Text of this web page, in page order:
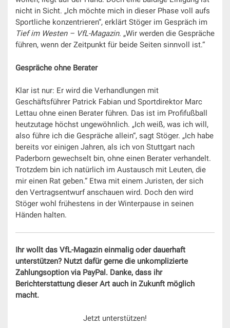
nicht in Sicht. „Ich möchte mich in dieser Phase voll aufs
Sportliche konzentrieren“, erklärt Stöger im Gespräch im
Tief im Westen – VfL-Magazin. „Wir werden die Gespräche
führen, wenn der Zeitpunkt für beide Seiten sinnvoll ist.“
Gespräche ohne Berater
Klar ist nur: Er wird die Verhandlungen mit
Geschäftsführer Patrick Fabian und Sportdirektor Marc
Lettau ohne einen Berater führen. Das ist im Profifußball
heutzutage höchst ungewöhnlich. „Ich weiß, was ich will,
also führe ich die Gespräche allein“, sagt Stöger. „Ich habe
bereits vor einigen Jahren, als ich von Stuttgart nach
Paderborn gewechselt bin, ohne einen Berater verhandelt.
Trotzdem bin ich natürlich im Austausch mit Leuten, die
mir einen Rat geben.“ Etwa mit einem Juristen, der sich
den Vertragsentwurf anschauen wird. Doch den wird
Stöger wohl frühestens in der Winterpause in seinen
Händen halten.
Ihr wollt das VfL-Magazin einmalig oder dauerhaft
unterstützen? Nutzt dafür gerne die unkomplizierte
Zahlungsoption via PayPal. Danke, dass ihr
Berichterstattung dieser Art auch in Zukunft möglich
macht.
Jetzt unterstützen!